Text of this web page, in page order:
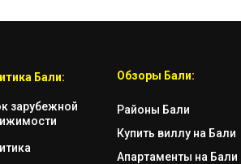
Бали:
зарубежной
Обзоры Бали:
Районы Бали
Купить виллу на Бали
Апартаменты на Бали